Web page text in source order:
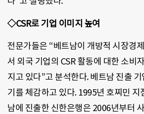
◇CSR로 기업 이미지 높여
전문가들은 “베트남이 개방적 시장경
서 외국 기업의 CSR 활동에 대한 소비
지고 있다”고 분석한다. 베트남 진출 기
기를 체감하고 있다. 1995년 호찌민 지
남에 진출한 신한은행은 2006년부터